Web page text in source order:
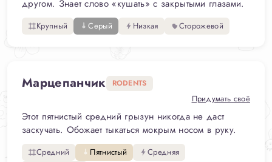
другом. Знает слово «кушать» с закрытыми глазами.
Крупный Серый Низкая Сторожевой
Марцепанчик RODENTS
Придумать своё
Этот пятнистый средний грызун никогда не даст
заскучать. Обожает тыкаться мокрым носом в руку.
Средний Пятнистый
Средняя